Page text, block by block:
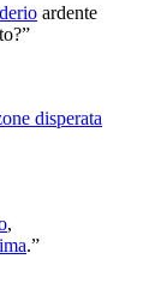
ardente
disperata
,
.”